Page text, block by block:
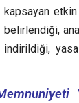
kapsayan etkin
belirlendiği,
indirildiği,